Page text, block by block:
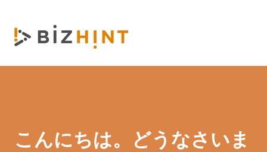
こんにちは。どうなさいま